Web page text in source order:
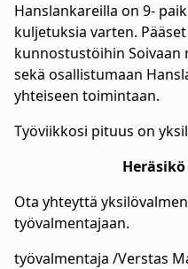
Hanslankareilla on 9-
kuljetuksia varten.
kunnostustöihin Soivaan
sekä osallistumaan
yhteiseen toimintaan.
Työviikkosi pituus on
Ota yhteyttä
työvalmentajaan.
työvalmentaja /Verstas